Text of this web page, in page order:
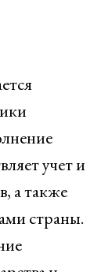
учет и
а также
страны.